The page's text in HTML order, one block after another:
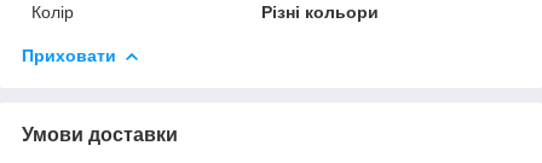
Колір
Різні кольори
Приховати
Умови доставки